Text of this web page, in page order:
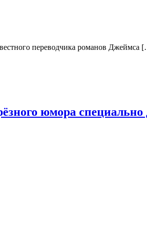
переводчика романов Джеймса
юмора